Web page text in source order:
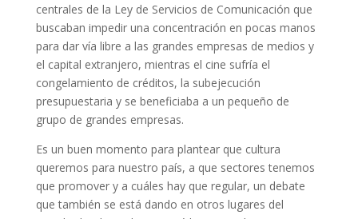
centrales de la Ley de Servicios de Comunicación que
buscaban impedir una concentración en pocas manos
para dar vía libre a las grandes empresas de medios y
el capital extranjero, mientras el cine sufría el
congelamiento de créditos, la subejecución
presupuestaria y se beneficiaba a un pequeño de
grupo de grandes empresas.
Es un buen momento para plantear que cultura
queremos para nuestro país, a que sectores tenemos
que promover y a cuáles hay que regular, un debate
que también se está dando en otros lugares del